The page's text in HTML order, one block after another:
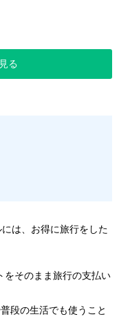
る
は、お得に旅行をした
をそのまま旅行の支払い
段の生活でも使うこと